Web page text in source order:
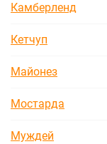
Камберленд
Кетчуп
Майонез
Мостарда
Муждей